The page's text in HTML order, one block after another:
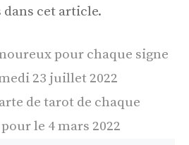
cet article.
pour chaque signe
23 juillet 2022
de tarot de chaque
le 4 mars 2022